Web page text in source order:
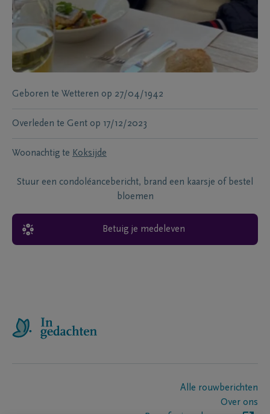
Geboren te Wetteren op 27/04/1942
Overleden te Gent op 17/12/2023
Woonachtig te Koksijde
Stuur een condoléancebericht, brand een kaarsje of bestel
bloemen
Betuig je medeleven
Alle rouwberichten
Over ons